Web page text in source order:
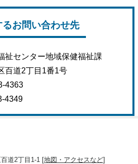
お問い合わせ先
祉センター地域保健福祉課
百道2丁目1番1号
4363
4349
道2丁目1-1 [地図・アクセスなど]